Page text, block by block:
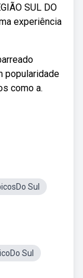
SUL DO
experiência
popularidade
como a.
Sul
Sul